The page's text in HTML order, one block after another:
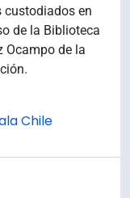
custodiados en
de la Biblioteca
Ocampo de la
Chile